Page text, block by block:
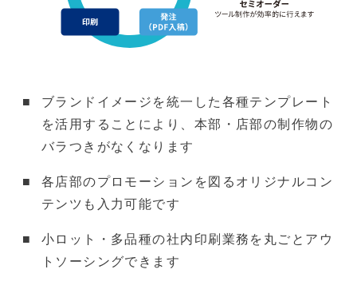
ブランドイメージを統一した各種テンプレート
を活用することにより、本部・店部の制作物の
バラつきがなくなります
各店部のプロモーションを図るオリジナルコン
テンツも入力可能です
小ロット・多品種の社内印刷業務を丸ごとアウ
トソーシングできます